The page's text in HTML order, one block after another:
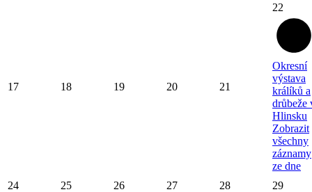
17 18 19 20 21
22
Okresní
výstava
králíků a
drůbeže
Hlinsku
Zobrazit
všechny
záznamy
ze dne
24
25 26 27 28
29